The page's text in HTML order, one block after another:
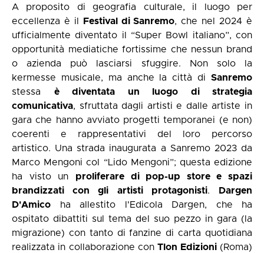
A proposito di geografia culturale, il luogo per
eccellenza è il
Festival di Sanremo, che nel 2024 è
ufficialmente diventato il “Super Bowl italiano”, con
opportunità mediatiche fortissime che nessun brand
o azienda può lasciarsi sfuggire. Non solo la
kermesse musicale, ma anche la città di Sanremo
stessa è diventata un luogo di strategia
comunicativa, sfruttata dagli artisti e dalle artiste in
gara che hanno avviato progetti temporanei (e non)
coerenti e rappresentativi del loro percorso
artistico. Una strada inaugurata a Sanremo 2023 da
Marco Mengoni col “Lido Mengoni”; questa edizione
ha visto un proliferare di pop-up store e spazi
brandizzati con gli artisti protagonisti.
Dargen
D'Amico ha allestito l'Edicola Dargen, che ha
ospitato dibattiti sul tema del suo pezzo in gara (la
migrazione) con tanto di fanzine di carta quotidiana
realizzata in collaborazione conTlon Edizioni(Roma)